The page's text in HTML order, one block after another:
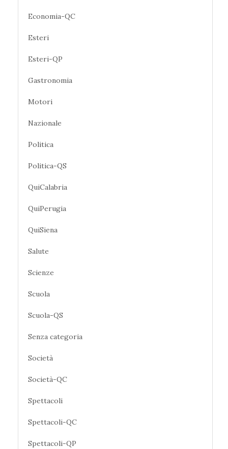
Economia-QC
Esteri
Esteri-QP
Gastronomia
Motori
Nazionale
Politica
Politica-QS
QuiCalabria
QuiPerugia
QuiSiena
Salute
Scienze
Scuola
Scuola-QS
Senza categoria
Società
Società-QC
Spettacoli
Spettacoli-QC
Spettacoli-QP